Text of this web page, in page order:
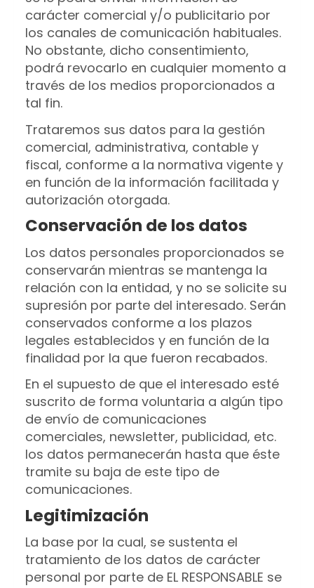
carácter comercial y/o publicitario por
los canales de comunicación habituales.
No obstante, dicho consentimiento,
podrá revocarlo en cualquier momento a
través de los medios proporcionados a
tal fin.
Trataremos sus datos para la gestión
comercial, administrativa, contable y
fiscal, conforme a la normativa vigente y
en función de la información facilitada y
autorización otorgada.
Conservación de los datos
Los datos personales proporcionados se
conservarán mientras se mantenga la
relación con la entidad, y no se solicite su
supresión por parte del interesado. Serán
conservados conforme a los plazos
legales establecidos y en función de la
finalidad por la que fueron recabados.
En el supuesto de que el interesado esté
suscrito de forma voluntaria a algún tipo
de envío de comunicaciones
comerciales, newsletter, publicidad, etc.
los datos permanecerán hasta que éste
tramite su baja de este tipo de
comunicaciones.
Legitimización
La base por la cual, se sustenta el
tratamiento de los datos de carácter
personal por parte de EL RESPONSABLE se